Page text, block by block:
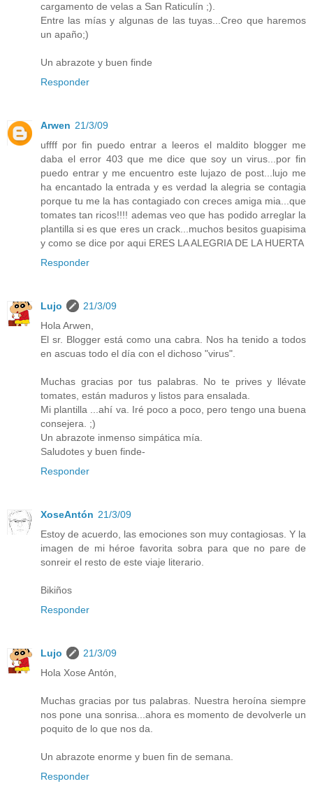
cargamento de velas a San Raticulín ;).
Entre las mías y algunas de las tuyas...Creo que haremos
un apaño;)
Un abrazote y buen finde
Responder
Arwen 21/3/09
uffff por fin puedo entrar a leeros el maldito blogger me
daba el error 403 que me dice que soy un virus...por fin
puedo entrar y me encuentro este lujazo de post...lujo me
ha encantado la entrada y es verdad la alegria se contagia
porque tu me la has contagiado con creces amiga mia...que
tomates tan ricos!!!! ademas veo que has podido arreglar la
plantilla si es que eres un crack...muchos besitos guapisima
y como se dice por aqui ERES LA ALEGRIA DE LA HUERTA
Responder
Lujo
21/3/09
Hola Arwen,
El sr. Blogger está como una cabra. Nos ha tenido a todos
en ascuas todo el día con el dichoso "virus".
Muchas gracias por tus palabras. No te prives y llévate
tomates, están maduros y listos para ensalada.
Mi plantilla ...ahí va. Iré poco a poco, pero tengo una buena
consejera. ;)
Un abrazote inmenso simpática mía.
Saludotes y buen finde-
Responder
XoseAntón 21/3/09
Estoy de acuerdo, las emociones son muy contagiosas. Y la
imagen de mi héroe favorita sobra para que no pare de
sonreir el resto de este viaje literario.
Bikiños
Responder
Lujo
21/3/09
Hola Xose Antón,
Muchas gracias por tus palabras. Nuestra heroína siempre
nos pone una sonrisa...ahora es momento de devolverle un
poquito de lo que nos da.
Un abrazote enorme y buen fin de semana.
Responder